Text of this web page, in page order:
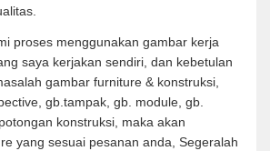
proses menggunakan gambar kerja
saya kerjakan sendiri, dan kebetulan
gambar furniture & konstruksi,
gb.tampak, gb. module, gb.
konstruksi, maka akan
yang sesuai pesanan anda, Segeralah